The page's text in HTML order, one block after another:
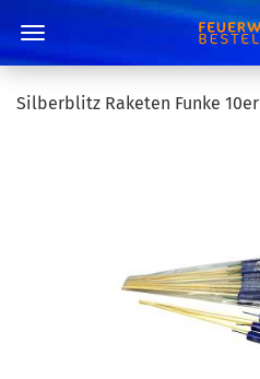
Silberblitz Raketen Funke 10er